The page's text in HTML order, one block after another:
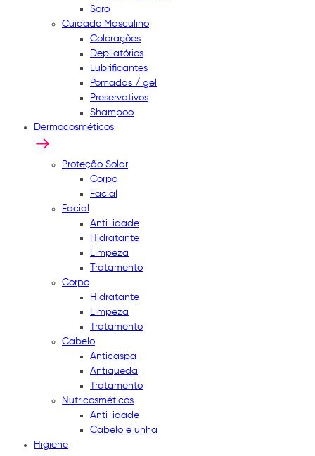
Soro
Cuidado Masculino
Colorações
Depilatórios
Lubrificantes
Pomadas / gel
Preservativos
Shampoo
Dermocosméticos
Proteção Solar
Corpo
Facial
Facial
Anti-idade
Hidratante
Limpeza
Tratamento
Corpo
Hidratante
Limpeza
Tratamento
Cabelo
Anticaspa
Antiqueda
Tratamento
Nutricosméticos
Anti-idade
Cabelo e unha
Higiene